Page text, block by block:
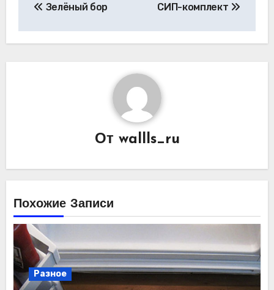
записям
Зелёный бор СИП-комплект
От wallls_ru
Похожие Записи
Разное